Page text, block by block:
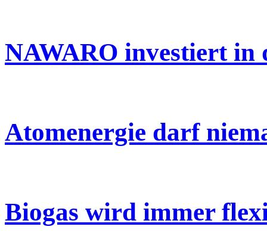
NAWARO investiert in
Atomenergie darf
Biogas wird immer